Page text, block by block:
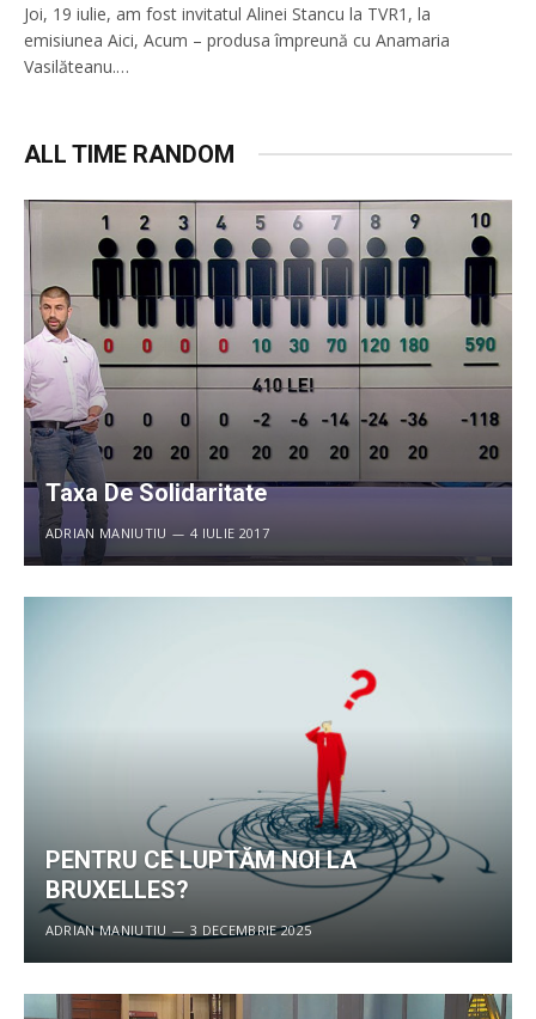
Joi, 19 iulie, am fost invitatul Alinei Stancu la TVR1, la
emisiunea Aici, Acum – produsa împreună cu Anamaria
Vasilăteanu.…
ALL TIME RANDOM
Taxa De Solidaritate
ADRIAN MANIUTIU 4 IULIE 2017
PENTRU CE LUPTĂM NOI LA
BRUXELLES?
ADRIAN MANIUTIU 3 DECEMBRIE 2025